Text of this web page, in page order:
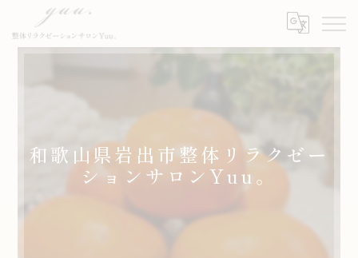
和歌山県岩出市整体リラクゼー
ションサロンYuu。